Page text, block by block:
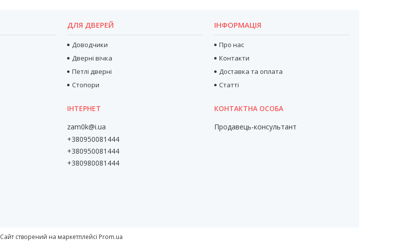
ДЛЯ ДВЕРЕЙ
Доводчики
Дверні вічка
Петлі дверні
Стопори
ІНФОРМАЦІЯ
Про нас
Контакти
Доставка та оплата
Статті
zam0k@i.ua
+380950081444
+380950081444
+380980081444
Продавець-консультант
Сайт створений на маркетплейсі Prom.ua